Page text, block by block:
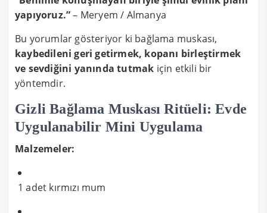
yapıyoruz.”– Meryem / Almanya
Bu yorumlar gösteriyor ki bağlama muskası,
kaybedileni geri getirmek, kopanı birleştirmek
ve sevdiğini yanında tutmak için etkili bir
yöntemdir.
Gizli Bağlama Muskası Ritüeli: Evde
Uygulanabilir Mini Uygulama
Malzemeler:
1 adet kırmızı mum